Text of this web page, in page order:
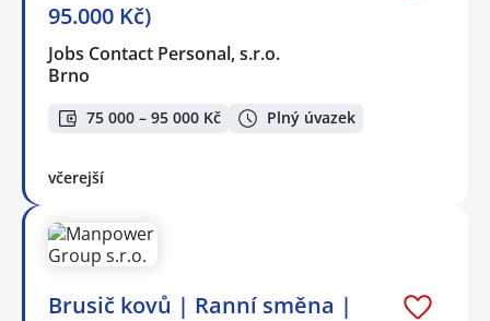
95.000 Kč)
Jobs Contact Personal, s.r.o.
Brno
75 000 – 95 000 Kč Plný úvazek
včerejší
Brusič kovů | Ranní směna |